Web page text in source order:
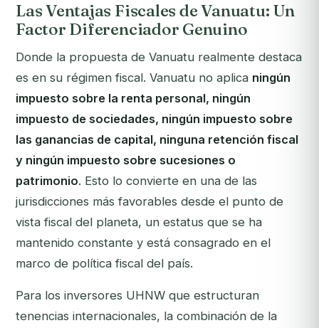
Las Ventajas Fiscales de Vanuatu: Un
Factor Diferenciador Genuino
Donde la propuesta de Vanuatu realmente destaca
es en su régimen fiscal. Vanuatu no aplica ningún
impuesto sobre la renta personal, ningún
impuesto de sociedades, ningún impuesto sobre
las ganancias de capital, ninguna retención fiscal
y ningún impuesto sobre sucesiones o
patrimonio. Esto lo convierte en una de las
jurisdicciones más favorables desde el punto de
vista fiscal del planeta, un estatus que se ha
mantenido constante y está consagrado en el
marco de política fiscal del país.
Para los inversores UHNW que estructuran
tenencias internacionales, la combinación de la